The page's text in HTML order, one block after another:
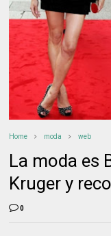
Home moda web
La moda es
Kruger y
0